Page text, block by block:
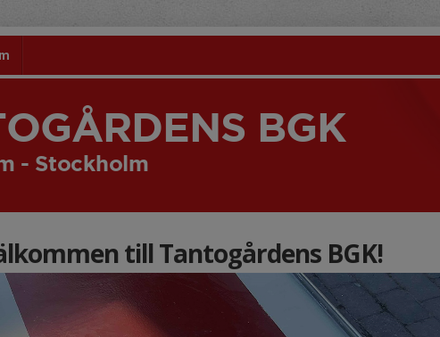
BGK
- Stockholm
till Tantogårdens BGK!